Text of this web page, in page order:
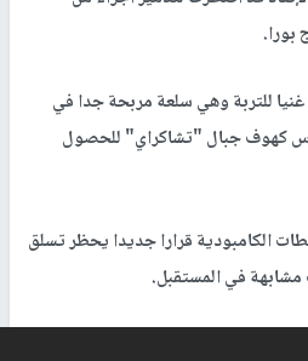
للتربة وهي سلعة مربحة جدا في
كهوف جبال "تشاكراي" للحصول
الكامبودية قرارا جديدا يحظر تسلق
مشابهة في المستقبل.